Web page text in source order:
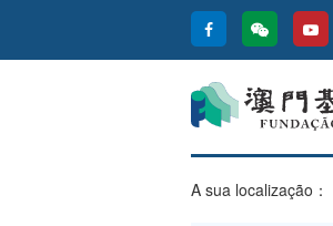
A sua localização：